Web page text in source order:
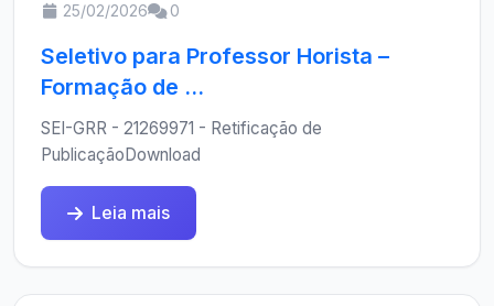
25/02/2026 0
Seletivo para Professor Horista –
Formação de ...
SEI-GRR - 21269971 - Retificação de
PublicaçãoDownload
Leia mais